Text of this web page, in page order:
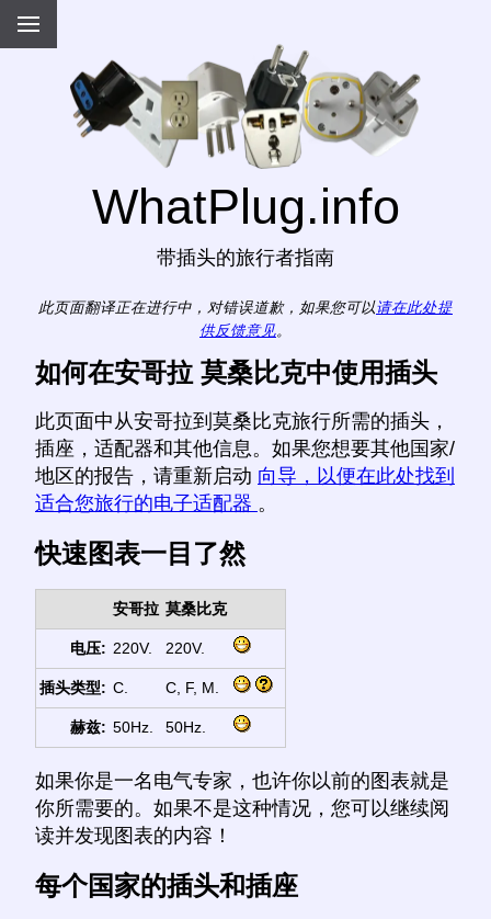
WhatPlug.info
带插头的旅行者指南
此页面翻译正在进行中，对错误道歉，如果您可以请在此处提
供反馈意见。
如何在安哥拉 莫桑比克中使用插头
此页面中从安哥拉到莫桑比克旅行所需的插头，
插座，适配器和其他信息。如果您想要其他国家/
地区的报告，请重新启动 向导，以便在此处找到
适合您旅行的电子适配器 。
快速图表一目了然
安哥拉 莫桑比克
电压: 220V. 220V.
插头类型: C. C, F, M.
赫兹: 50Hz. 50Hz.
如果你是一名电气专家，也许你以前的图表就是
你所需要的。如果不是这种情况，您可以继续阅
读并发现图表的内容！
每个国家的插头和插座